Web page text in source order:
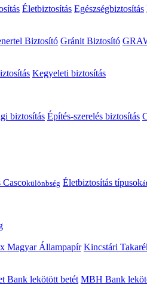
Életbiztosítás Egészségbiztosítás
Biztosító Gránit Biztosító
Kegyeleti biztosítás
biztosítás Építés-szerelés biztosítás
különbség Életbiztosítás típusok
Magyar Állampapír Kincstári
Bank lekötött betét MBH Bank